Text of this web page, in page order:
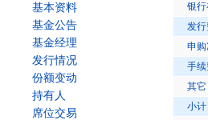
基本资料
基金公告
基金经理
发行情况
份额变动
持有人
席位交易
银行
发行
申购
手续
其它
小计